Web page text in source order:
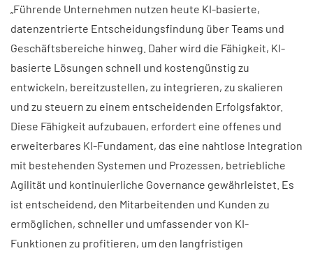
„Führende Unternehmen nutzen heute KI-basierte,
datenzentrierte Entscheidungsfindung über Teams und
Geschäftsbereiche hinweg. Daher wird die Fähigkeit, KI-
basierte Lösungen schnell und kostengünstig zu
entwickeln, bereitzustellen, zu integrieren, zu skalieren
und zu steuern zu einem entscheidenden Erfolgsfaktor.
Diese Fähigkeit aufzubauen, erfordert eine offenes und
erweiterbares KI-Fundament, das eine nahtlose Integration
mit bestehenden Systemen und Prozessen, betriebliche
Agilität und kontinuierliche Governance gewährleistet. Es
ist entscheidend, den Mitarbeitenden und Kunden zu
ermöglichen, schneller und umfassender von KI-
Funktionen zu profitieren, um den langfristigen